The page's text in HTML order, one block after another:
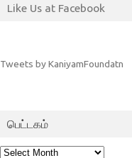
Like Us at Facebook
Tweets by KaniyamFoundatn
பெட்டகம்
பெட்டகம்